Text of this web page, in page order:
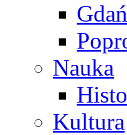
Nauka
Kultura